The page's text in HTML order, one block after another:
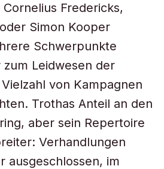
Fredericks,
Simon Kooper
Schwerpunkte
zum Leidwesen der
von Kampagnen
Trothas Anteil an den
aber sein Repertoire
Verhandlungen
ausgeschlossen, im